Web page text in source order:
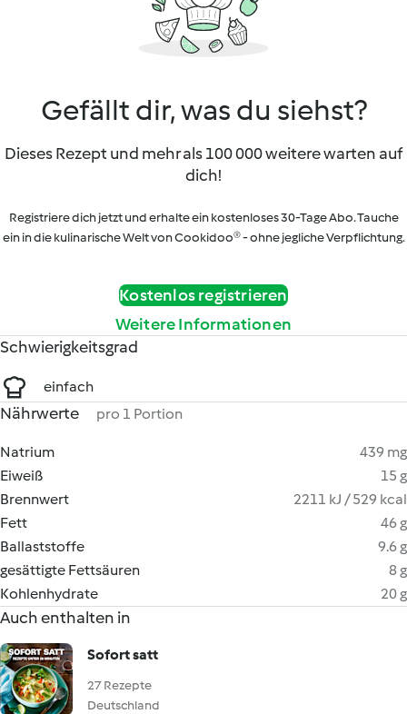
Gefällt dir, was du siehst?
Dieses Rezept und mehr als 100 000 weitere warten auf
dich!
Registriere dich jetzt und erhalte ein kostenloses 30-Tage Abo. Tauche
ein in die kulinarische Welt von Cookidoo® - ohne jegliche Verpflichtung.
Kostenlos registrieren
Weitere Informationen
Schwierigkeitsgrad
einfach
Nährwerte pro 1 Portion
Natrium
439 mg
Eiweiß
15 g
Brennwert
2211 kJ / 529 kcal
Fett
46 g
Ballaststoffe
9.6 g
gesättigte Fettsäuren
8 g
Kohlenhydrate
20 g
Auch enthalten in
Sofort satt
27 Rezepte
Deutschland